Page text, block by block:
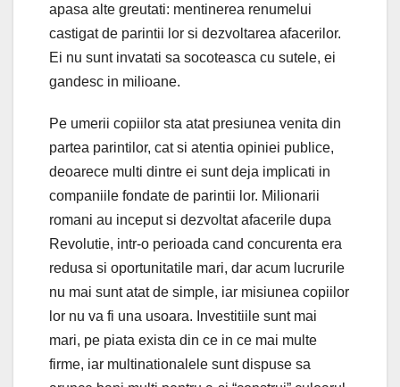
apasa alte greutati: mentinerea renumelui
castigat de parintii lor si dezvoltarea afacerilor.
Ei nu sunt invatati sa socoteasca cu sutele, ei
gandesc in milioane.
Pe umerii copiilor sta atat presiunea venita din
partea parintilor, cat si atentia opiniei publice,
deoarece multi dintre ei sunt deja implicati in
companiile fondate de parintii lor. Milionarii
romani au inceput si dezvoltat afacerile dupa
Revolutie, intr-o perioada cand concurenta era
redusa si oportunitatile mari, dar acum lucrurile
nu mai sunt atat de simple, iar misiunea copiilor
lor nu va fi una usoara. Investitiile sunt mai
mari, pe piata exista din ce in ce mai multe
firme, iar multinationalele sunt dispuse sa